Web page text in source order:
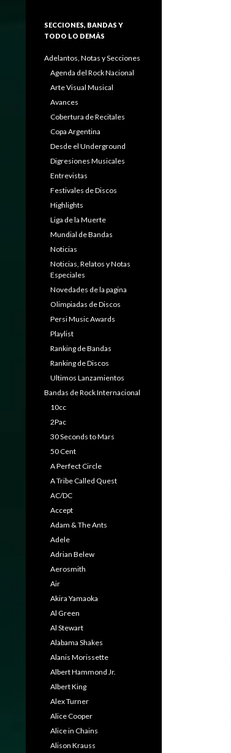
SECCIONES, BANDAS Y
TODO LO DEMÁS
Adelantos, Notas y Secciones
Agenda del Rock Nacional
Arte Visual Musical
Avances
Cobertura de Recitales
Copa Argentina
Desde el Underground
Digresiones Musicales
Entrevistas
Festivales de Discos
Highlights
Liga de la Muerte
Mundial de Bandas
Noticias
Noticias, Relatos y Notas
Especiales
Novedades de la pagina
Olimpiadas de Discos
Persi Music Awards
Playlist
Ranking de Bandas
Ranking de Discos
Ultimos Lanzamientos
Bandas de Rock Internacional
10cc
2Pac
30 Seconds to Mars
50 Cent
A Perfect Circle
A Tribe Called Quest
AC/DC
Accept
Adam & The Ants
Adele
Adrian Belew
Aerosmith
Air
Akira Yamaoka
Al Green
Al Stewart
Alabama Shakes
Alanis Morissette
Albert Hammond Jr.
Albert King
Alex Turner
Alice Cooper
Alice in Chains
Alison Krauss